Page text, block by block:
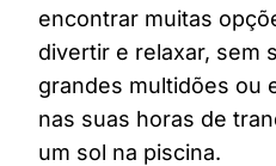
encontrar muitas
divertir e relaxar, sem
grandes multidões ou
nas suas horas de
um sol na piscina.